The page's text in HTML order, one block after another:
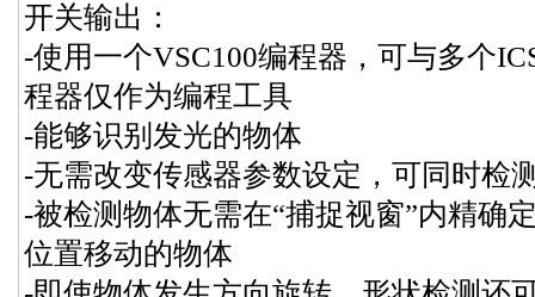
开关输出：
-使用一个VSC100编程器，可与多个
程器仅作为编程工具
-能够识别发光的物体
-无需改变传感器参数设定，可同时检
-被检测物体无需在“捕捉视窗”内精确
位置移动的物体